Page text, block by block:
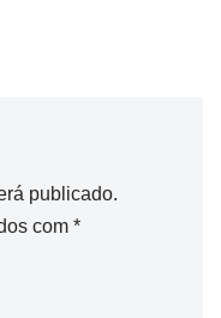
publicado.
com *